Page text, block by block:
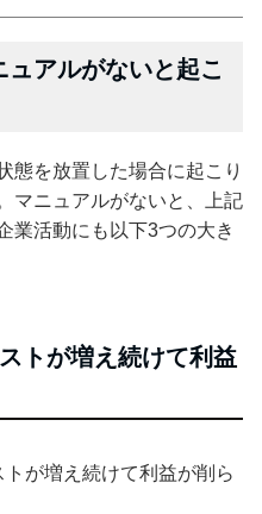
アルがないと起こ
態を放置した場合に起こり
マニュアルがないと、上記
業活動にも以下3つの大き
トが増え続けて利益
が増え続けて利益が削ら